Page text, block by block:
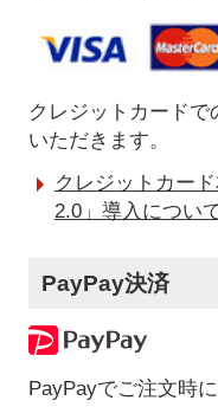
クレジットカードで
いただきます。
クレジットカー
2.0」導入につい
PayPay決済
PayPayでご注文時